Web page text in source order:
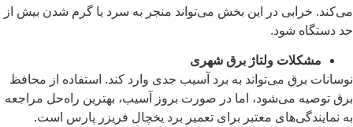
می‌کند. خرابی در این بخش می‌تواند منجر به سرد یا گرم شدن بیش از
حد دستگاه شود.
مشکلات ولتاژ برق شهری
نوسانات برق می‌تواند به برد آسیب جدی وارد کند. استفاده از محافظ
برق توصیه می‌شود، اما در صورت بروز آسیب، بهترین راه‌حل مراجعه
به نمایندگی‌های معتبر برای تعمیر برد یخچال فریزر پارس است.